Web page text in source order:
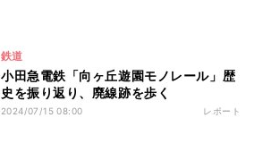
鉄道
小田急電鉄「向ヶ丘遊園モノレール」歴
史を振り返り、廃線跡を歩く
2024/07/15 08:00 レポート